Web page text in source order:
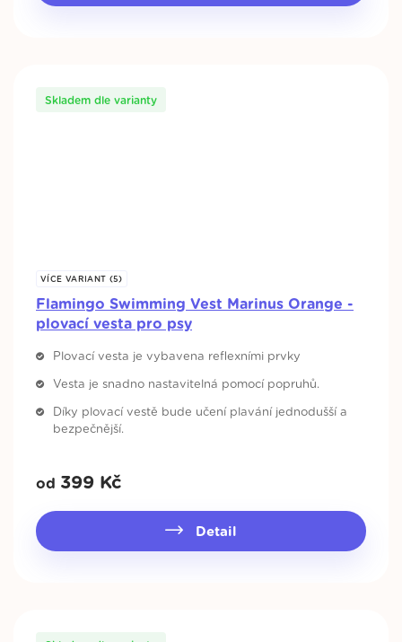
VÍCE VARIANT (5)
Flamingo Swimming Vest Marinus Orange -
plovací vesta pro psy
Skladem dle varianty
Plovací vesta je vybavena reflexními prvky
Vesta je snadno nastavitelná pomocí popruhů.
Díky plovací vestě bude učení plavání jednodušší a
bezpečnější.
od 399 Kč
Detail